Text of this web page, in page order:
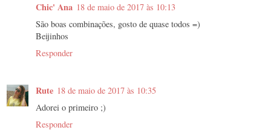
Chic' Ana 18 de maio de 2017 às 10:13
São boas combinações, gosto de quase todos =)
Beijinhos
Responder
Rute 18 de maio de 2017 às 10:35
Adorei o primeiro ;)
Responder